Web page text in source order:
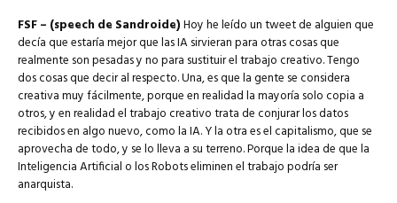
FSF – (speech de Sandroide)Hoy he leído un tweet de alguien que
decía que estaría mejor que las IA sirvieran para otras cosas que
realmente son pesadas y no para sustituir el trabajo creativo.Tengo
dos cosas que decir al respecto. Una, es que la gente se considera
creativa muy fácilmente, porque en realidad la mayoría solo copia a
otros, y en realidad el trabajo creativo trata de conjurar los datos
recibidos en algo nuevo, como la IA. Y la otra es el capitalismo, que se
aprovecha de todo, y se lo lleva a su terreno. Porque la idea de que la
Inteligencia Artificial o los Robots eliminen el trabajo podría ser
anarquista.